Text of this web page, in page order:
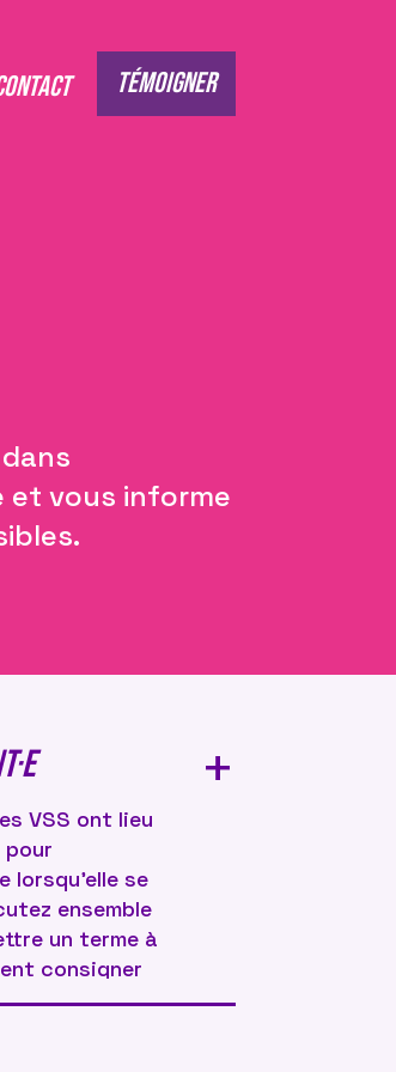
Témoigner
et vous informe
VSS ont lieu
se
ensemble
un terme à
consigner
ce
+